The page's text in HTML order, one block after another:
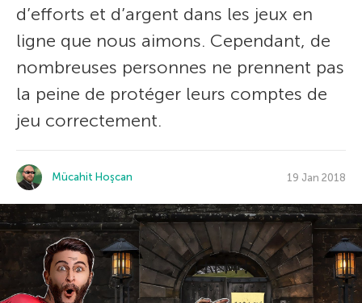
d’efforts et d’argent dans les jeux en
ligne que nous aimons. Cependant, de
nombreuses personnes ne prennent pas
la peine de protéger leurs comptes de
jeu correctement.
Mücahit Hoşcan 19 Jan 2018